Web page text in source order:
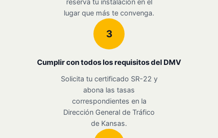
reserva tu instalación en el
lugar que más te convenga.
3
Cumplir con todos los requisitos del DMV
Solicita tu certificado SR-22 y
abona las tasas
correspondientes en la
Dirección General de Tráfico
de Kansas.